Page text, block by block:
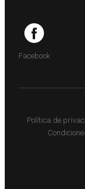
Facebook
Política de